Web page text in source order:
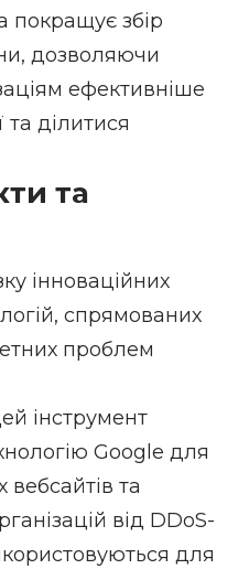
покращує збір
дозволяючи
ефективніше
та ділитися
та
інноваційних
спрямованих
проблем
інструмент
Google для
вебсайтів та
від DDoS-
для